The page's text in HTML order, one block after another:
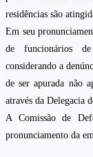
residências são
Em seu
de funcionários de
considerando a
de ser apurada não
através da Delegacia
A Comissão de
pronunciamento da